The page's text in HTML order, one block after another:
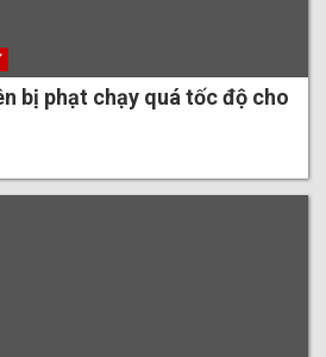
bị phạt chạy quá tốc độ cho